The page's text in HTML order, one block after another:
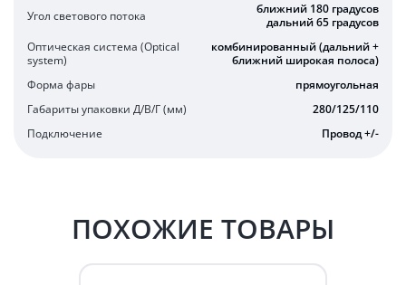
Угол светового потока
ближний 180 градусов
дальний 65 градусов
Оптическая система (Optical
system)
комбинированный (дальний +
ближний широкая полоса)
Форма фары
прямоугольная
Габариты упаковки Д/В/Г (мм)
280/125/110
Подключение
Провод +/-
ПОХОЖИЕ ТОВАРЫ